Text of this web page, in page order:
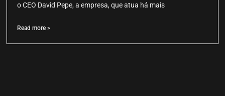
o CEO David Pepe, a empresa, que atua há mais
Read more >